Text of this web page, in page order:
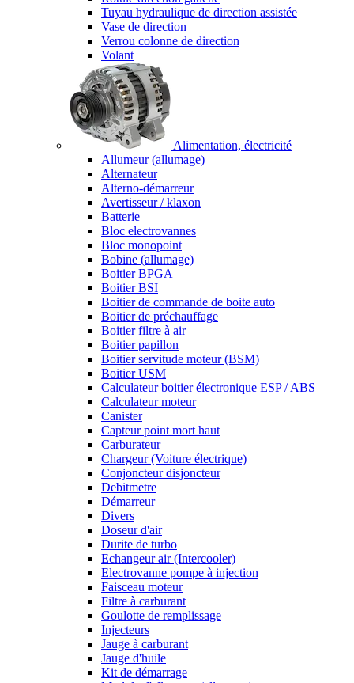
Tuyau hydraulique de direction assistée
Vase de direction
Verrou colonne de direction
Volant
Alimentation, électricité
Allumeur (allumage)
Alternateur
Alterno-démarreur
Avertisseur / klaxon
Batterie
Bloc electrovannes
Bloc monopoint
Bobine (allumage)
Boitier BPGA
Boitier BSI
Boitier de commande de boite auto
Boitier de préchauffage
Boitier filtre à air
Boitier papillon
Boitier servitude moteur (BSM)
Boitier USM
Calculateur boitier électronique ESP / ABS
Calculateur moteur
Canister
Capteur point mort haut
Carburateur
Chargeur (Voiture électrique)
Conjoncteur disjoncteur
Debitmetre
Démarreur
Divers
Doseur d'air
Durite de turbo
Echangeur air (Intercooler)
Electrovanne pompe à injection
Faisceau moteur
Filtre à carburant
Goulotte de remplissage
Injecteurs
Jauge à carburant
Jauge d'huile
Kit de démarrage